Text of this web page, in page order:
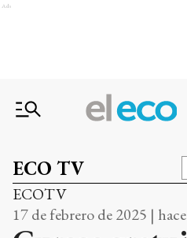
Ads
ECO TV
ECOTV
17 de febrero de 2025 |